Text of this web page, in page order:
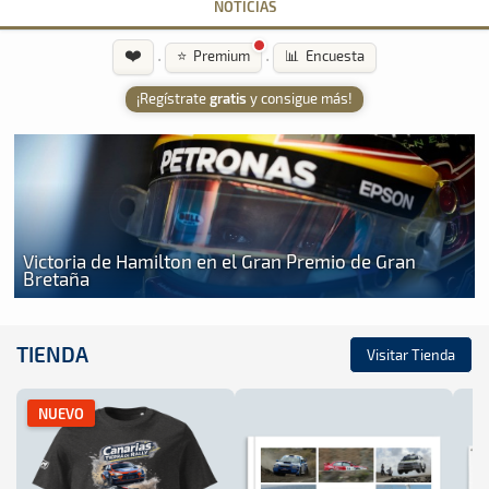
NOTICIAS
❤️ · ⭐ Premium · 📊 Encuesta
¡Regístrategratis y consigue más!
Victoria de Hamilton en el Gran Premio de Gran
Bretaña
TIENDA Visitar Tienda
NUEVO